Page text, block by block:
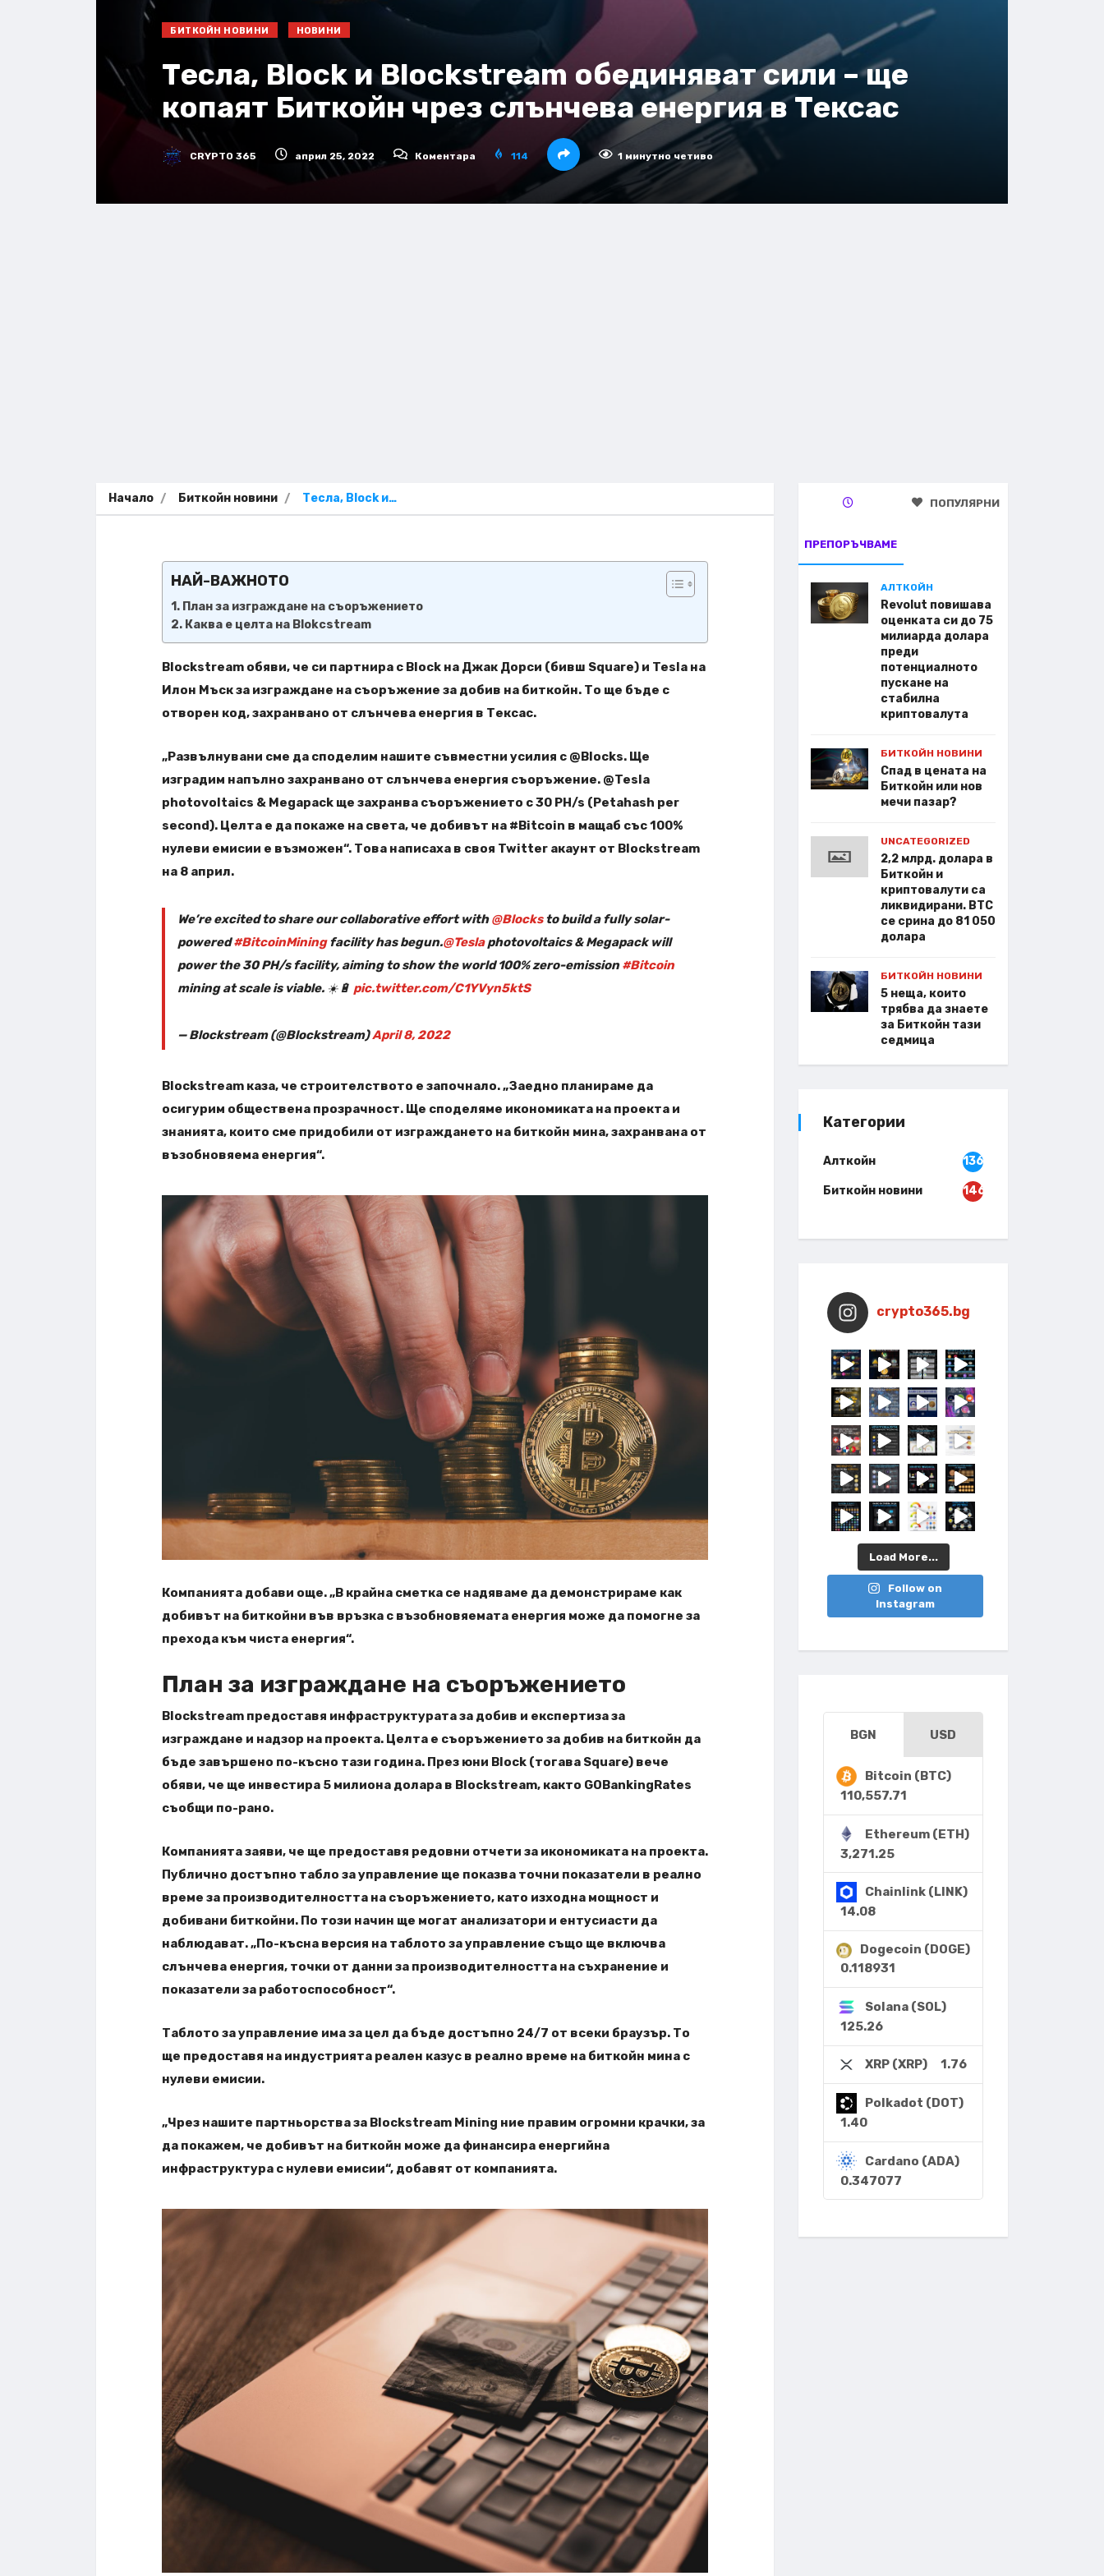
БИТКОЙН НОВИНИ НОВИНИ
Тесла, Block и Blockstream обединяват сили – ще
копаят Биткойн чрез слънчева енергия в Тексас
CRYPTO 365 април 25, 2022 Коментара 114 1 минутно четиво
Начало Биткойн новини Тесла, Block и…
НАЙ-ВАЖНОТО
План за изграждане на съоръжението
Каква е целта на Blokcstream
Blockstream обяви, че си партнира с Block на Джак Дорси (бивш Square) и Tesla на
Илон Мъск за изграждане на съоръжение за добив на биткойн. То ще бъде с
отворен код, захранвано от слънчева енергия в Тексас.
„Развълнувани сме да споделим нашите съвместни усилия с @Blocks. Ще
изградим напълно захранвано от слънчева енергия съоръжение. @Tesla
photovoltaics & Megapack ще захранва съоръжението с 30 PH/s (Petahash per
second). Целта е да покаже на света, че добивът на #Bitcoin в мащаб със 100%
нулеви емисии е възможен“. Това написаха в своя Twitter акаунт от Blockstream
на 8 април.
We’re excited to share our collaborative effort with@Blocksto build a fully solar-
powered#BitcoinMiningfacility has begun.@Teslaphotovoltaics & Megapack will
power the 30 PH/s facility, aiming to show the world 100% zero-emission #Bitcoin
mining at scale is viable. ☀️🔋 pic.twitter.com/C1YVyn5ktS
— Blockstream (@Blockstream)April 8, 2022
Blockstream каза, че строителството е започнало. „Заедно планираме да
осигурим обществена прозрачност. Ще споделяме икономиката на проекта и
знанията, които сме придобили от изграждането на биткойн мина, захранвана от
възобновяема енергия“.
Компанията добави още. „В крайна сметка се надяваме да демонстрираме как
добивът на биткойни във връзка с възобновяемата енергия може да помогне за
прехода към чиста енергия“.
План за изграждане на съоръжението
Blockstream предоставя инфраструктурата за добив и експертиза за
изграждане и надзор на проекта. Целта е съоръжението за добив на биткойн да
бъде завършено по-късно тази година. През юни Block (тогава Square) вече
обяви, че ще инвестира 5 милиона долара в Blockstream, както GOBankingRates
съобщи по-рано.
Компанията заяви, че ще предоставя редовни отчети за икономиката на проекта.
Публично достъпно табло за управление ще показва точни показатели в реално
време за производителността на съоръжението, като изходна мощност и
добивани биткойни. По този начин ще могат анализатори и ентусиасти да
наблюдават. „По-късна версия на таблото за управление също ще включва
слънчева енергия, точки от данни за производителността на съхранение и
показатели за работоспособност“.
Таблото за управление има за цел да бъде достъпно 24/7 от всеки браузър. То
ще предоставя на индустрията реален казус в реално време на биткойн мина с
нулеви емисии.
„Чрез нашите партньорства за Blockstream Mining ние правим огромни крачки, за
да покажем, че добивът на биткойн може да финансира енергийна
инфраструктура с нулеви емисии“, добавят от компанията.
ПРЕПОРЪЧВАМЕ
ПОПУЛЯРНИ
АЛТКОЙН
Revolut повишава
оценката си до 75
милиарда долара
преди
потенциалното
пускане на
стабилна
криптовалута
БИТКОЙН НОВИНИ
Спад в цената на
Биткойн или нов
мечи пазар?
UNCATEGORIZED
2,2 млрд. долара в
Биткойн и
криптовалути са
ликвидирани. BTC
се срина до 81 050
долара
БИТКОЙН НОВИНИ
5 неща, които
трябва да знаете
за Биткойн тази
седмица
Категории
Алткойн 136
Биткойн новини 146
crypto365.bg
Load More...
Follow on
Instagram
BGN USD
Bitcoin (BTC)
110,557.71
Ethereum (ETH)
3,271.25
Chainlink (LINK)
14.08
Dogecoin (DOGE)
0.118931
Solana (SOL)
125.26
XRP (XRP) 1.76
Polkadot (DOT)
1.40
Cardano (ADA)
0.347077